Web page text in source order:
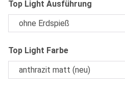
Top Light Ausführung
Top Light Farbeauswählen